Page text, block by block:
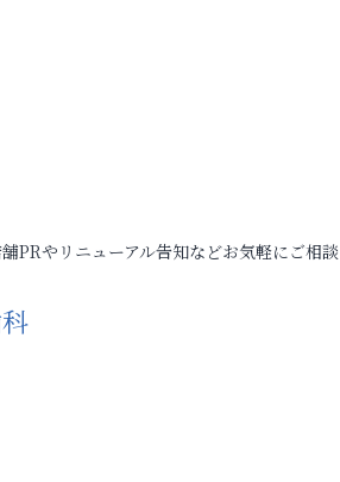
PRやリニューアル告知などお気軽にご相